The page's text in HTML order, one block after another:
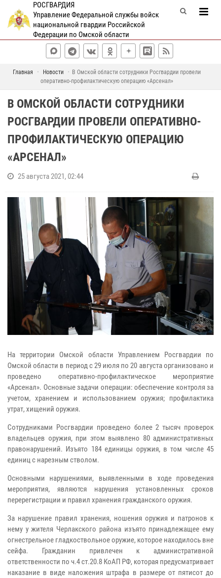
РОСГВАРДИЯ
Управление Федеральной службы войск
национальной гвардии Российской
Федерации по Омской области
Главная Новости
В Омской области сотрудники Росгвардии провели
оперативно-профилактическую операцию «Арсенал»
В ОМСКОЙ ОБЛАСТИ СОТРУДНИКИ
РОСГВАРДИИ ПРОВЕЛИ ОПЕРАТИВНО-
ПРОФИЛАКТИЧЕСКУЮ ОПЕРАЦИЮ
«АРСЕНАЛ»
25 августа 2021, 02:44
На территории Омской области Управлением Росгвардии по
Омской области в период с 29 июля по 20 августа организовано и
проведено оперативно-профилактическое мероприятие
«Арсенал». Основные задачи операции: обеспечение контроля за
учетом, хранением и использованием оружия; профилактика
утрат, хищений оружия.
Сотрудниками Росгвардии проведено более 2 тысяч проверок
владельцев оружия, при этом выявлено 80 административных
правонарушений. Изъято 184 единицы оружия, в том числе 45
единиц с нарезным стволом.
Основными нарушениями, выявленными в ходе проведения
мероприятия, являются нарушения установленных сроков
перерегистрации и правил хранения гражданского оружия.
За нарушение правил хранения, ношения оружия и патронов к
нему у жителя Черлакского района изъято принадлежащее ему
огнестрельное гладкоствольное оружие, которое находилось вне
сейфа. Гражданин привлечен к административной
ответственности по ч.4 ст.20.8 КоАП РФ, которая предусматривает
наказание в виде наложения штрафа в размере от пятисот до